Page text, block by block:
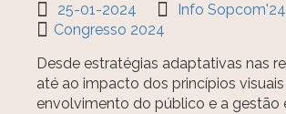
25-01-2024 Info Sopcom'24
Congresso 2024
Desde estratégias adaptativas nas
até ao impacto dos princípios
envolvimento do público e a gestão